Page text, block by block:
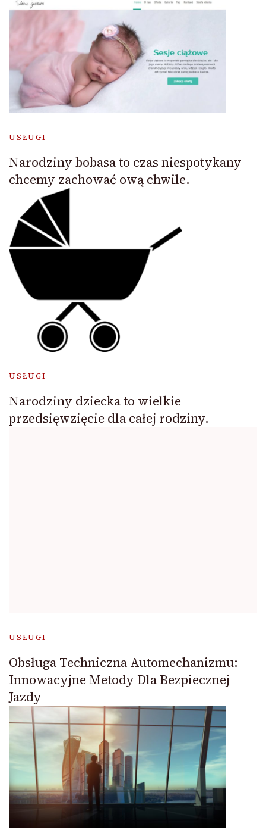
USŁUGI
Narodziny bobasa to czas niespotykany
chcemy zachować ową chwile.
USŁUGI
Narodziny dziecka to wielkie
przedsięwzięcie dla całej rodziny.
USŁUGI
Obsługa Techniczna Automechanizmu:
Innowacyjne Metody Dla Bezpiecznej
Jazdy